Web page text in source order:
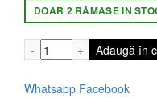
DOAR 2 RĂMASE ÎN
Cantitate Prosop
Adaugă în
Whatsapp Facebook